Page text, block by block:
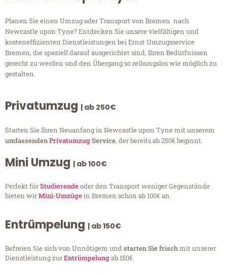
Planen Sie einen Umzug oder Transport von Bremen nach
Newcastle upon Tyne? Entdecken Sie unsere vielfältigen und
kosteneffizienten Dienstleistungen bei Ernst Umzugsservice
Bremen, die speziell darauf ausgerichtet sind, Ihren Bedürfnissen
gerecht zu werden und den Übergang so reibungslos wie möglich zu
gestalten.
Privatumzug | ab 250€
Starten Sie Ihren Neuanfang in Newcastle upon Tyne mit unserem
umfassendenPrivatumzugService, der bereits ab 250€ beginnt.
Mini Umzug | ab 100€
Perfekt fürStudierendeoder den Transport weniger Gegenstände
bieten wirMini-Umzügein Bremen schon ab 100€ an.
Entrümpelung | ab 150€
Befreien Sie sich von Unnötigem undstarten Sie frischmit unserer
Dienstleistung zurEntrümpelungab 150€.